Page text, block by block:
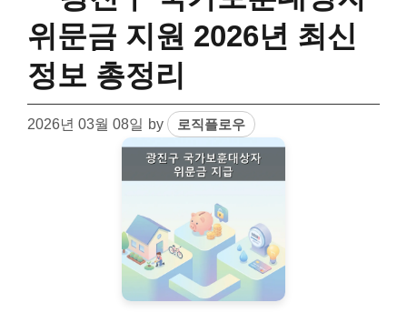
위문금 지원 2026년 최신
정보 총정리
2026년 03월 08일 by 로직플로우